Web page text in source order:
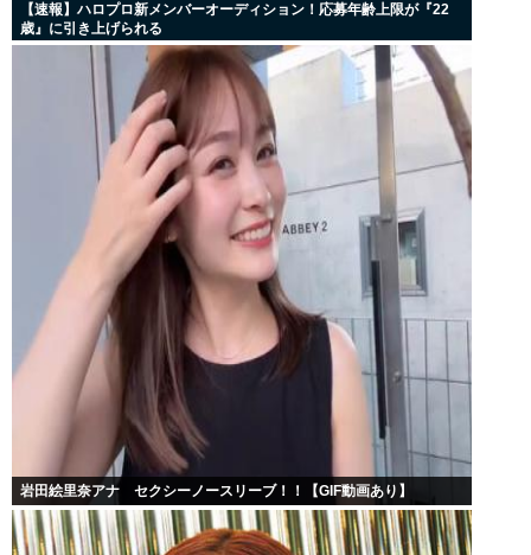
【速報】ハロプロ新メンバーオーディション！応募年齢上限が『22
歳』に引き上げられる
岩田絵里奈アナ セクシーノースリーブ！！【GIF動画あり】